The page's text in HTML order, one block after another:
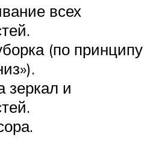
всех
(по принципу
зеркал и